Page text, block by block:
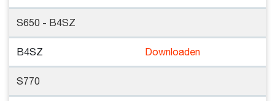
S650 - B4SZ
B4SZ Downloaden
S770